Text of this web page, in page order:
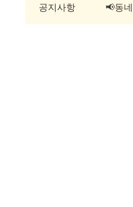
공지사항 📢동